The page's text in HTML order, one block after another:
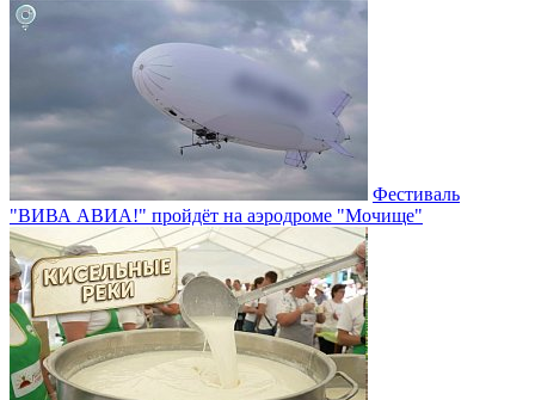
Фестиваль
"ВИВА АВИА!" пройдёт на аэродроме "Мочище"